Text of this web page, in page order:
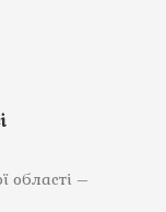
області –